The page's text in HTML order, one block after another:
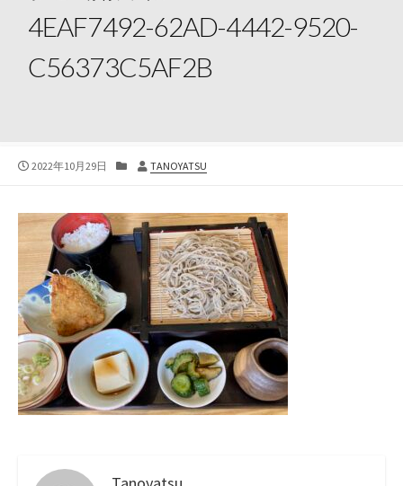
4EAF7492-62AD-4442-9520-
C56373C5AF2B
公
2022年10月29日
カ
リ
ー
投
TANOYATSU